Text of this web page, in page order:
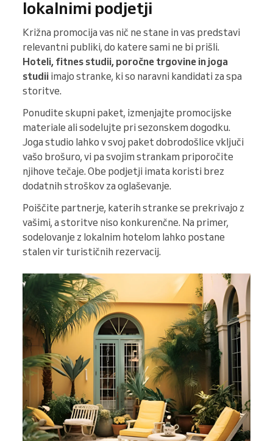
lokalnimi podjetji
Križna promocija vas nič ne stane in vas predstavi
relevantni publiki, do katere sami ne bi prišli.
Hoteli, fitnes studii, poročne trgovine in joga
studii imajo stranke, ki so naravni kandidati za spa
storitve.
Ponudite skupni paket, izmenjajte promocijske
materiale ali sodelujte pri sezonskem dogodku.
Joga studio lahko v svoj paket dobrodošlice vključi
vašo brošuro, vi pa svojim strankam priporočite
njihove tečaje. Obe podjetji imata koristi brez
dodatnih stroškov za oglaševanje.
Poiščite partnerje, katerih stranke se prekrivajo z
vašimi, a storitve niso konkurenčne. Na primer,
sodelovanje z lokalnim hotelom lahko postane
stalen vir turističnih rezervacij.